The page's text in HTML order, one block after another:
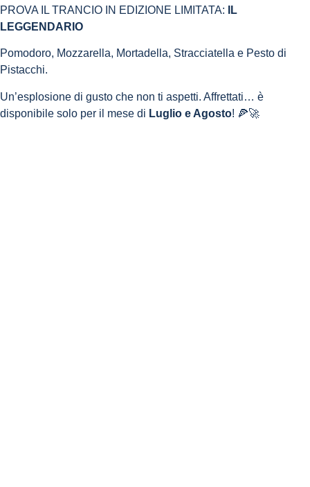
PROVA IL TRANCIO IN EDIZIONE LIMITATA:
IL
LEGGENDARIO
Pomodoro, Mozzarella, Mortadella, Stracciatella e Pesto di
Pistacchi.
Un’esplosione di gusto che non ti aspetti. Affrettati… è
disponibile solo per il mese di Luglio e Agosto! 🍕🚀